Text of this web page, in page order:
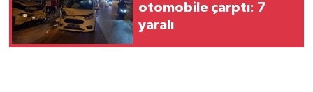
otomobile çarptı: 7
yaralı